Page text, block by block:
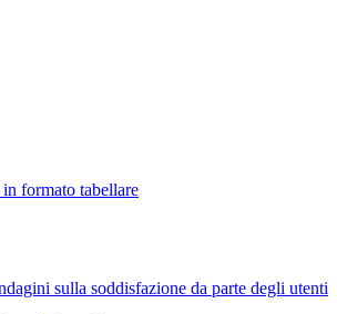
formato tabellare
sulla soddisfazione da parte degli utenti